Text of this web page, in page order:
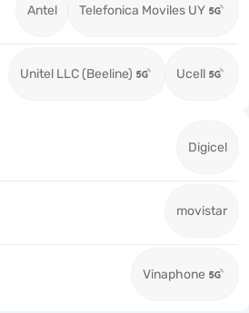
Antel Telefonica Moviles UY
Unitel LLC (Beeline) Ucell
Digicel
movistar
Vinaphone